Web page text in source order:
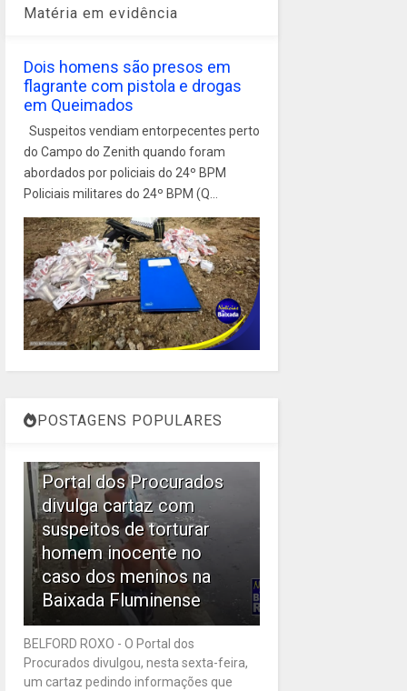
Matéria em evidência
Dois homens são presos em
flagrante com pistola e drogas
em Queimados
Suspeitos vendiam entorpecentes perto
do Campo do Zenith quando foram
abordados por policiais do 24º BPM
Policiais militares do 24º BPM (Q...
POSTAGENS POPULARES
Portal dos Procurados
divulga cartaz com
suspeitos de torturar
homem inocente no
caso dos meninos na
Baixada Fluminense
BELFORD ROXO - O Portal dos
Procurados divulgou, nesta sexta-feira,
um cartaz pedindo informações que